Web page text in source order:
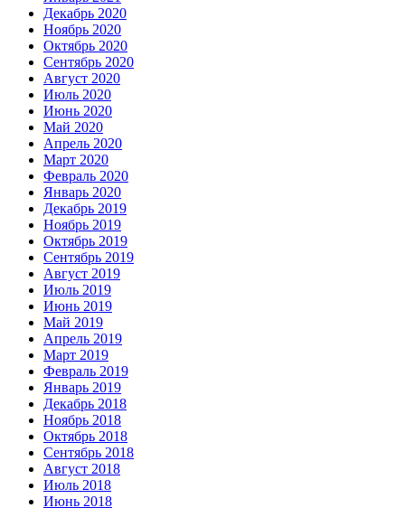
Декабрь 2020
Ноябрь 2020
Октябрь 2020
Сентябрь 2020
Август 2020
Июль 2020
Июнь 2020
Май 2020
Апрель 2020
Март 2020
Февраль 2020
Январь 2020
Декабрь 2019
Ноябрь 2019
Октябрь 2019
Сентябрь 2019
Август 2019
Июль 2019
Июнь 2019
Май 2019
Апрель 2019
Март 2019
Февраль 2019
Январь 2019
Декабрь 2018
Ноябрь 2018
Октябрь 2018
Сентябрь 2018
Август 2018
Июль 2018
Июнь 2018